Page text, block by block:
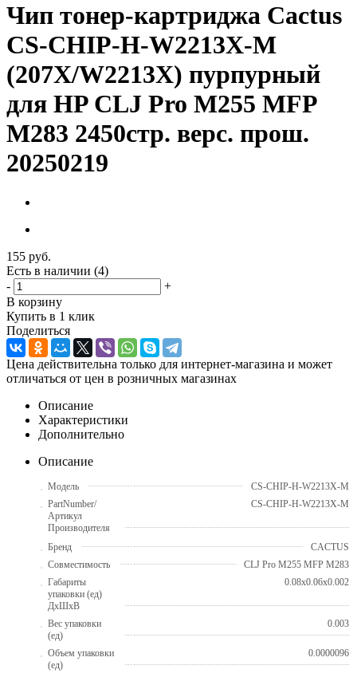
Чип тонер-картриджа Cactus
CS-CHIP-H-W2213X-M
(207X/W2213X) пурпурный
для HP CLJ Pro M255 MFP
M283 2450стр. верс. прош.
20250219
155 руб.
Есть в наличии (4)
-
+
В корзину
Купить в 1 клик
Поделиться
Цена действительна только для интернет-магазина и может
отличаться от цен в розничных магазинах
Описание
Характеристики
Дополнительно
Описание
Модель
CS-CHIP-H-W2213X-M
PartNumber/
Артикул
Производителя
CS-CHIP-H-W2213X-M
Бренд
CACTUS
Совместимость
CLJ Pro M255 MFP M283
Габариты
упаковки (ед)
ДхШхВ
0.08x0.06x0.002
Вес упаковки
(ед)
0.003
Объем упаковки
(ед)
0.0000096